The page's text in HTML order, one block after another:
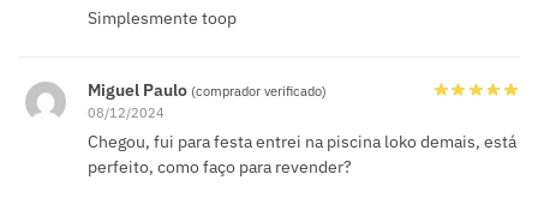
Simplesmente toop
Miguel Paulo (comprador verificado)
08/12/2024
Chegou, fui para festa entrei na piscina loko demais, está
perfeito, como faço para revender?